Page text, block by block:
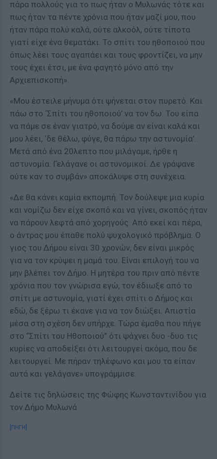
πάρα πολλούς για το πως ήταν ο Μυλωνάς τότε και
πως ήταν τα πέντε χρόνια που ήταν μαζί μου, που
ήταν πάρα πολύ καλά, ούτε αλκοόλ, ούτε τίποτα
γιατί είχε ένα θεματάκι. Το σπίτι του ηθοποιού που
όπως λέει τους αγαπάει και τους φροντίζει, να μην
τους έχει έτσι, με ένα φαγητό μόνο από την
Αρχιεπισκοπή».
«Μου έστειλε μήνυμα ότι ψήνεται στον πυρετό. Και
πάω στο ‘Σπίτι του ηθοποιού’ να τον δω. Του είπα
να πάμε σε έναν γιατρό, να δούμε αν είναι καλά και
μου λέει, ‘δε θέλω, φύγε, θα πάρω την αστυνομία’.
Μετά από ένα 20λεπτο που μιλάγαμε, ήρθε η
αστυνομία. Γελάγανε οι αστυνομικοί. Δε γράψανε
ούτε καν το συμβάν» αποκάλυψε στη συνέχεια.
«Δε θα κάνει καμία εκπομπή. Τον δούλεψε μια κυρία
και νομίζω δεν είχε σκοπό και να γίνει, σκοπός ήταν
να πάρουν λεφτά από χορηγούς. Από εκεί και πέρα,
ο άντρας μου έπαθε πολύ ψυχολογικό πρόβλημα. Ο
γιος του Δήμου είναι 30 χρονών, δεν είναι μικρός
για να τον κρύψει η μαμά του. Είναι επιλογή του να
μην βλέπει τον Δήμο. Η μητέρα του πριν από πέντε
χρόνια που τον γνώρισα εγώ, τον έδιωξε από το
σπίτι με αστυνομία, γιατί έχει σπίτι ο Δήμος και
εδώ, δε ξέρω τι έκανε για να τον διώξει. Απιστία
μέσα στη σχέση δεν υπήρχε. Τώρα έμαθα που πήγε
στο “Σπίτι του Ηθοποιού” ότι ψάχνει δυο -δυο τις
κυρίες να αποδείξει ότι λειτουργεί ακόμα, που δε
λειτουργεί. Με πήραν τηλέφωνο και μου τα είπαν
αυτά και γελάγανε» υπογράμμισε.
Δείτε τις δηλώσεις της Φώφης Κωνσταντινίδου για
τον Δήμο Μυλωνά
[ΠΗΓΗ]